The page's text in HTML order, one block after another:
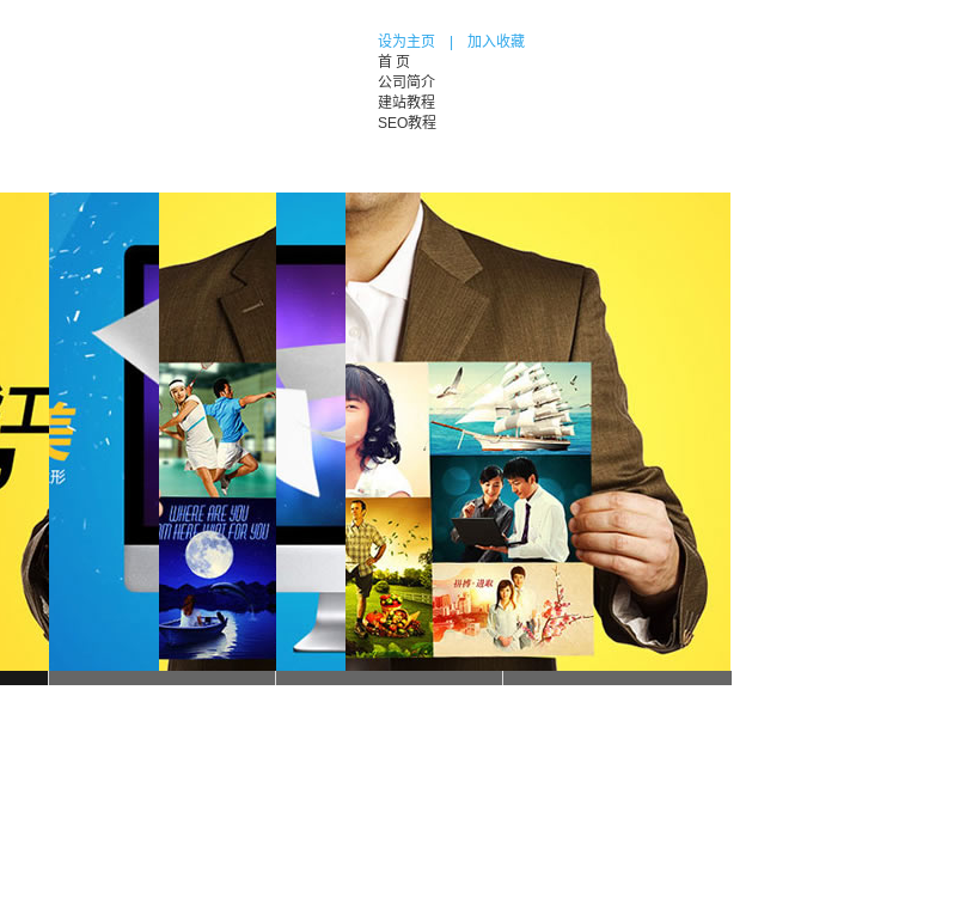
设为主页
加入收藏
首 页
公司简介
建站教程
SEO教程